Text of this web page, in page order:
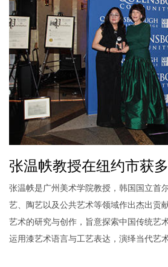
张温帙教授在纽约市获
张温帙是广州美术学院教授，韩国国立首
艺、陶艺以及公共艺术等领域作出杰出贡
艺术的研究与创作，旨意探索中国传统艺
运用漆艺术语言与工艺表达，演绎当代艺术